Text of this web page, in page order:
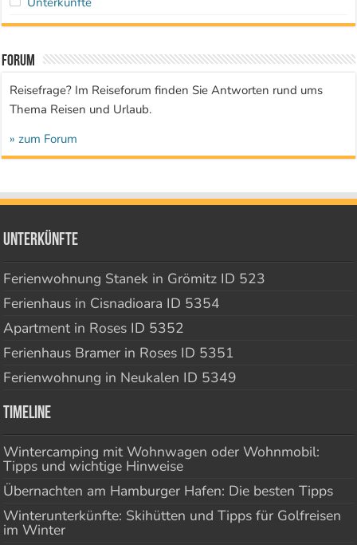
Forum
Reisefrage? Im Reiseforum finden Sie Antworten rund ums
Thema Reisen und Urlaub.
» zum Forum
Unterkünfte
Ferienwohnung Stanek in Grömitz ID 523
Ferienhaus in Cisnadioara ID 5354
Apartment in Roses ID 5352
Ferienhaus Bramer in Roses ID 5351
Ferienwohnung in Neukalen ID 5349
Timeline
Wintercamping mit Wohnwagen oder Wohnmobil:
Tipps und wichtige Hinweise
Übernachten am Hamburger Hafen: Die besten Tipps
Winterunterkünfte: Skihütten und Tipps für Golfreisen
im Winter